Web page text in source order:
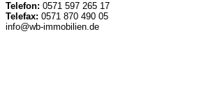
Telefon: 0571 597 265 17
Telefax: 0571 870 490 05
info@wb-immobilien.de